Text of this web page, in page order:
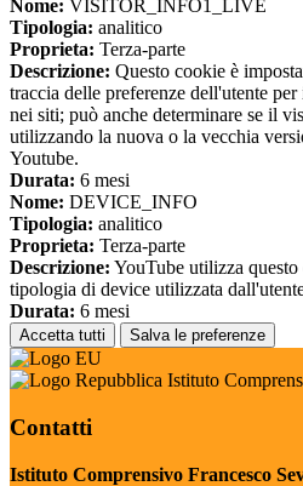
Nome: VISITOR_INFO1_LIVE
Tipologia: analitico
Proprieta: Terza-parte
Descrizione: Questo cookie è
traccia delle preferenze dell'utente
nei siti; può anche determinare se il
utilizzando la nuova o la vecchia
Youtube.
Durata: 6 mesi
Nome: DEVICE_INFO
Tipologia: analitico
Proprieta: Terza-parte
Descrizione: YouTube utilizza
tipologia di device utilizzata
Durata: 6 mesi
Accetta tutti Salva le preferenze
Istituto
Contatti
Istituto Comprensivo Francesco